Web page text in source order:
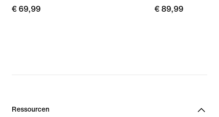
€ 69,99
€ 69,99
€ 89,99
€ 89,99
Ressourcen